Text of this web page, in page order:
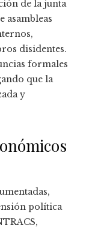
de la junta
asambleas
disidentes.
formales
que la
y
política